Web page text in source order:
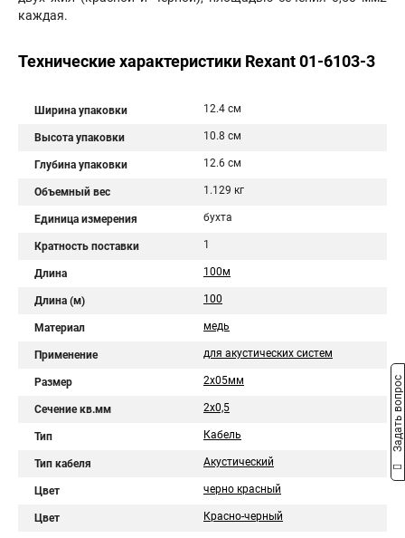
каждая.
Технические характеристики Rexant 01-6103-3
Ширина упаковки 12.4 см
Высота упаковки 10.8 см
Глубина упаковки 12.6 см
Объемный вес 1.129 кг
Единица измерения бухта
Кратность поставки 1
Длина 100м
Длина (м) 100
Материал медь
Применение для акустических систем
Размер 2х05мм
Сечение кв.мм 2x0,5
Тип Кабель
Тип кабеля Акустический
Цвет черно красный
Цвет Красно-черный
Задать вопрос